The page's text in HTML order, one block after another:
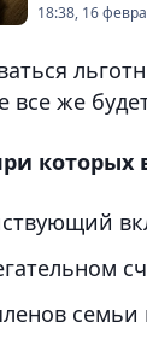
18:38, 16
все же